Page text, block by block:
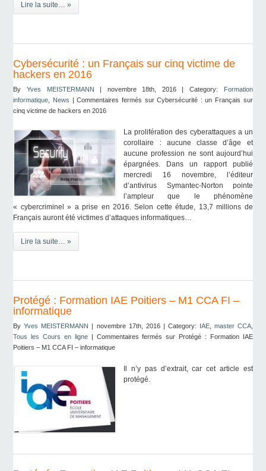
Lire la suite… »
Cybersécurité : un Français sur cinq victime de
hackers en 2016
By Yves MEISTERMANN | novembre 18th, 2016 | Category:
Formation
informatique
News |Commentaires fermés sur Cybersécurité : un Français sur
cinq victime de hackers en 2016
La prolifération des cyberattaques a un
corollaire : aucune classe d’âge et
aucune profession ne sont aujourd’hui
épargnées. Dans un rapport publié
mercredi 16 novembre, l’éditeur
d’antivirus Symantec-Norton pointe
l’ampleur que le phénomène
« cybercriminel » a prise en 2016. Selon cette étude, 13,7 millions de
Français auront été victimes d’attaques informatiques…
Lire la suite… »
Protégé : Formation IAE Poitiers – M1 CCA FI –
informatique
ByYves MEISTERMANN | novembre 17th, 2016 | Category: IAE, master CCA,
Tous les Cours en ligne| Commentaires fermés sur Protégé : Formation IAE
Poitiers – M1 CCA FI – informatique
Il n’y pas d’extrait, car cet article est
protégé.